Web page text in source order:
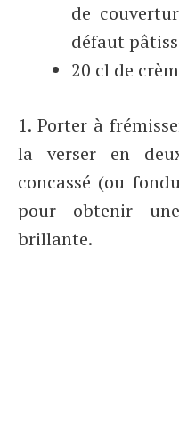
de
défaut
20 cl de
1. Porter à
la verser en
concassé (ou
pour obtenir
brillante.